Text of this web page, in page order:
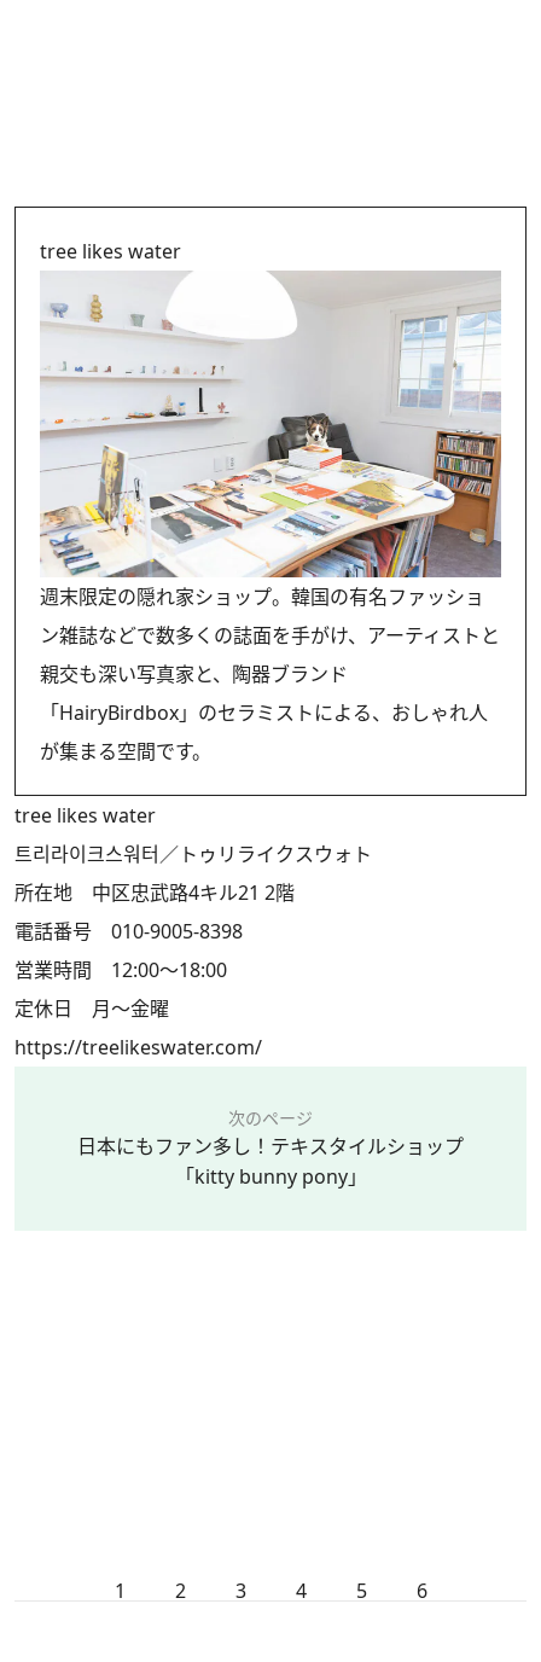
tree likes water
週末限定の隠れ家ショップ。韓国の有名ファッショ
ン雑誌などで数多くの誌面を手がけ、アーティストと
親交も深い写真家と、陶器ブランド
「HairyBirdbox」のセラミストによる、おしゃれ人
が集まる空間です。
tree likes water
트리라이크스워터／トゥリライクスウォト
所在地 中区忠武路4キル21 2階
電話番号 010-9005-8398
営業時間 12:00～18:00
定休日 月～金曜
https://treelikeswater.com/
次のページ
日本にもファン多し！テキスタイルショップ
「kitty bunny pony」
1 2 3 4 5 6